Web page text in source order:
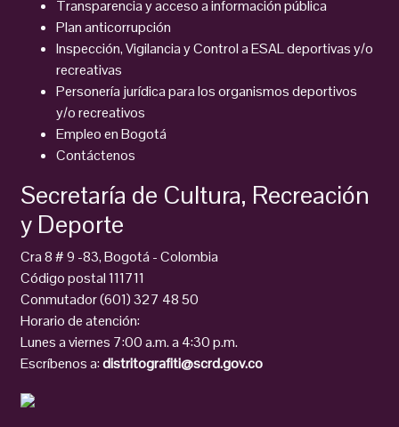
Transparencia y acceso a información pública
Plan anticorrupción
Inspección, Vigilancia y Control a ESAL deportivas y/o
recreativas
Personería jurídica para los organismos deportivos
y/o recreativos
Empleo en Bogotá
Contáctenos
Secretaría de Cultura, Recreación
y Deporte
Cra 8 # 9 -83, Bogotá - Colombia
Código postal 111711
Conmutador (601) 327 48 50
Horario de atención:
Lunes a viernes 7:00 a.m. a 4:30 p.m.
Escríbenos a:distritografiti@scrd.gov.co